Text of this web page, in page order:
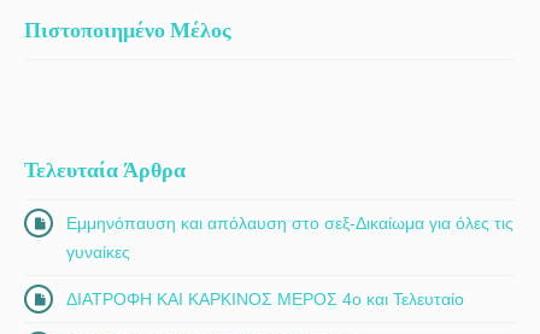
Πιστοποιημένο Μέλος
Τελευταία Άρθρα
Εμμηνόπαυση και απόλαυση στο σεξ-Δικαίωμα για όλες τις
γυναίκες
ΔΙΑΤΡΟΦΗ ΚΑΙ ΚΑΡΚΙΝΟΣ ΜΕΡΟΣ 4ο και Τελευταίο